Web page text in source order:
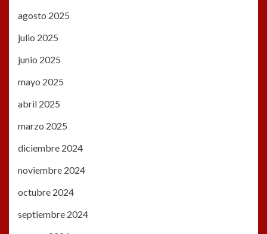
agosto 2025
julio 2025
junio 2025
mayo 2025
abril 2025
marzo 2025
diciembre 2024
noviembre 2024
octubre 2024
septiembre 2024